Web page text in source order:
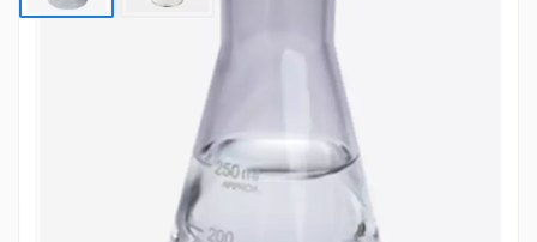
Producto Químico Para El Cuidado Del
Cabello Polyquaternium-7 CAS 108464-
El poliamonio-7 es un copolímero catiónico con alta densidad de carga y
buena estabilidad en un amplio rango de pH.
108464-53-5